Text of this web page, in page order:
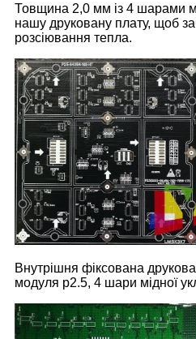
Товщина 2,0 мм із 4 шарами
нашу друковану плату, щоб
розсіювання тепла.
Внутрішня фіксована
модуля p2.5, 4 шари мідної